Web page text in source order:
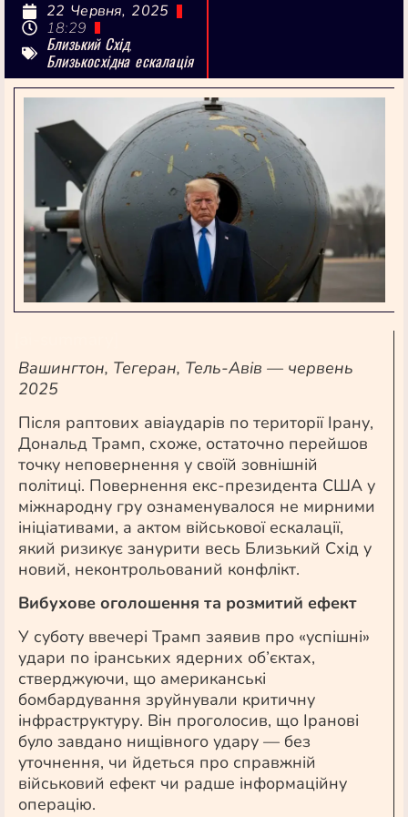
22 Червня, 2025
18:29
Близький Схід,
Близькосхідна ескалація
Вашингтон, Тегеран, Тель-Авів — червень
2025
Після раптових авіаударів по території Ірану,
Дональд Трамп, схоже, остаточно перейшов
точку неповернення у своїй зовнішній
політиці. Повернення екс-президента США у
міжнародну гру ознаменувалося не мирними
ініціативами, а актом військової ескалації,
який ризикує занурити весь Близький Схід у
новий, неконтрольований конфлікт.
Вибухове оголошення та розмитий ефект
У суботу ввечері Трамп заявив про «успішні»
удари по іранських ядерних об’єктах,
стверджуючи, що американські
бомбардування зруйнували критичну
інфраструктуру. Він проголосив, що Іранові
було завдано нищівного удару — без
уточнення, чи йдеться про справжній
військовий ефект чи радше інформаційну
операцію.